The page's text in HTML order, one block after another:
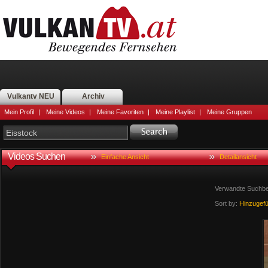
Vulkantv NEU Archiv
Mein Profil | Meine Videos | Meine Favoriten | Meine Playlist | Meine Gruppen
Videos Suchen Einfache Ansicht Detailansicht
Verwandte
Sort by: